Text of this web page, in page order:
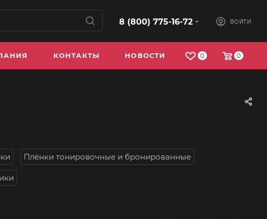
8 (800) 775-16-72 ВОЙТИ
0 0
КОНТАКТЫ НОВОСТИ
Плёнки тонировочные и бронированные